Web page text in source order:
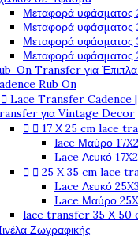
Μεταφορά υφάσματος
Μεταφορά υφάσματος
Μεταφορά υφάσματος
Μεταφορά υφάσματος
On Transfer για
Rub On
 Lace Transfer Cadence
για Vintage Decor
  17 Χ 25 cm lace
lace Μαύρο
Lace Λευκό
  25 X 35 cm lace
Lace Λευκό
Lace Μαύρο
lace transfer 35 Χ 50
Ζωγραφικής